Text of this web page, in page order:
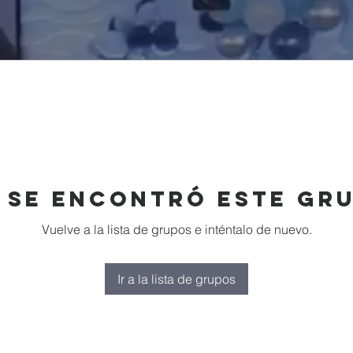
se encontró este
Vuelve a la lista de grupos e inténtalo de nuevo.
Ir a la lista de grupos